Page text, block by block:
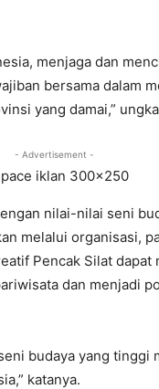
menjaga dan
bersama dalam
yang damai,”
- Advertisement -
nilai-nilai seni
melalui organisasi,
Pencak Silat
dan menjadi
budaya yang tinggi
katanya.